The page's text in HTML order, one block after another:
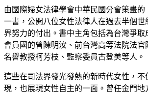
由國際婦女法律學會中華民國分會策畫的
一書，公開八位女性法律人在過去半個世
界努力的付出。書中主角包括為台灣爭
會員國的曾陳明汝、前台灣高等法院法官
名譽教授柯芳枝、監察委員古登美等人。
這些在司法界發光發熱的新時代女性，不
現，也展現女性自主的一面。曾任金門地